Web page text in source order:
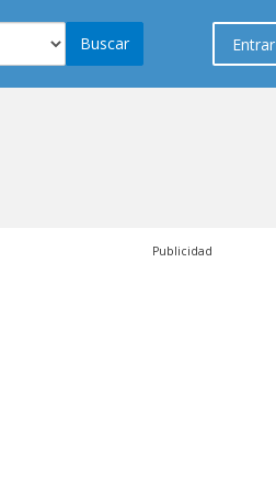
Entrar
Buscar
Publicidad